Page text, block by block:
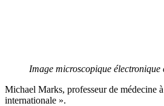
Image microscopique
Michael Marks, professeur de médecine
internationale ».